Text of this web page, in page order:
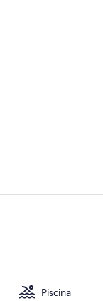
Piscina